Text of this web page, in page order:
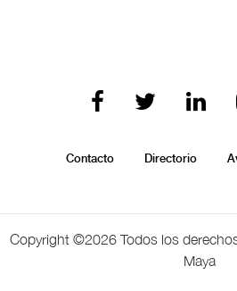
Contacto Directorio
Copyright ©2026 Todos los
Maya